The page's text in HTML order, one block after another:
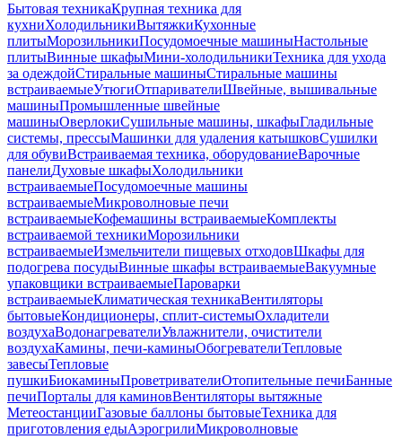
Бытовая техникаКрупная техника для
кухниХолодильникиВытяжкиКухонные
плитыМорозильникиПосудомоечные машиныНастольные
плитыВинные шкафыМини-холодильникиТехника для ухода
за одеждойСтиральные машиныСтиральные машины
встраиваемыеУтюгиОтпаривателиШвейные, вышивальные
машиныПромышленные швейные
машиныОверлокиСушильные машины, шкафыГладильные
системы, прессыМашинки для удаления катышковСушилки
для обувиВстраиваемая техника, оборудованиеВарочные
панелиДуховые шкафыХолодильники
встраиваемыеПосудомоечные машины
встраиваемыеМикроволновые печи
встраиваемыеКофемашины встраиваемыеКомплекты
встраиваемой техникиМорозильники
встраиваемыеИзмельчители пищевых отходовШкафы для
подогрева посудыВинные шкафы встраиваемыеВакуумные
упаковщики встраиваемыеПароварки
встраиваемыеКлиматическая техникаВентиляторы
бытовыеКондиционеры, сплит-системыОхладители
воздухаВодонагревателиУвлажнители, очистители
воздухаКамины, печи-каминыОбогревателиТепловые
завесыТепловые
пушкиБиокаминыПроветривателиОтопительные печиБанные
печиПорталы для каминовВентиляторы вытяжные
МетеостанцииГазовые баллоны бытовыеТехника для
приготовления едыАэрогрилиМикроволновые